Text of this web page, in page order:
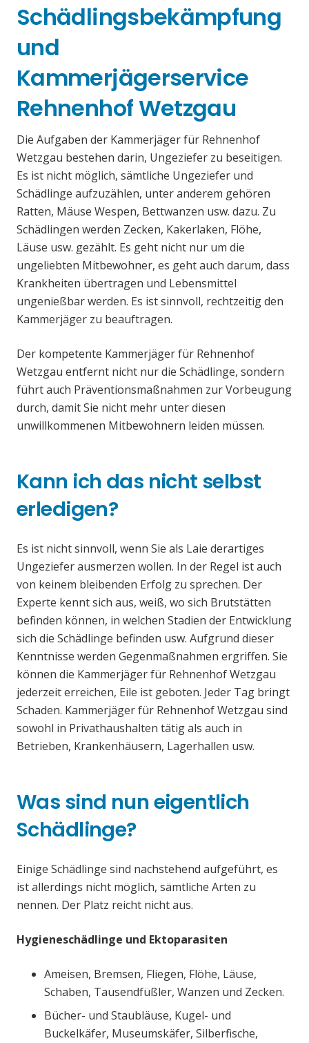
Schädlingsbekämpfung
und
Kammerjägerservice
Rehnenhof Wetzgau
Die Aufgaben der Kammerjäger für Rehnenhof
Wetzgau bestehen darin, Ungeziefer zu beseitigen.
Es ist nicht möglich, sämtliche Ungeziefer und
Schädlinge aufzuzählen, unter anderem gehören
Ratten, Mäuse Wespen, Bettwanzen usw. dazu. Zu
Schädlingen werden Zecken, Kakerlaken, Flöhe,
Läuse usw. gezählt. Es geht nicht nur um die
ungeliebten Mitbewohner, es geht auch darum, dass
Krankheiten übertragen und Lebensmittel
ungenießbar werden. Es ist sinnvoll, rechtzeitig den
Kammerjäger zu beauftragen.
Der kompetente Kammerjäger für Rehnenhof
Wetzgau entfernt nicht nur die Schädlinge, sondern
führt auch Präventionsmaßnahmen zur Vorbeugung
durch, damit Sie nicht mehr unter diesen
unwillkommenen Mitbewohnern leiden müssen.
Kann ich das nicht selbst
erledigen?
Es ist nicht sinnvoll, wenn Sie als Laie derartiges
Ungeziefer ausmerzen wollen. In der Regel ist auch
von keinem bleibenden Erfolg zu sprechen. Der
Experte kennt sich aus, weiß, wo sich Brutstätten
befinden können, in welchen Stadien der Entwicklung
sich die Schädlinge befinden usw. Aufgrund dieser
Kenntnisse werden Gegenmaßnahmen ergriffen. Sie
können die Kammerjäger für Rehnenhof Wetzgau
jederzeit erreichen, Eile ist geboten. Jeder Tag bringt
Schaden. Kammerjäger für Rehnenhof Wetzgau sind
sowohl in Privathaushalten tätig als auch in
Betrieben, Krankenhäusern, Lagerhallen usw.
Was sind nun eigentlich
Schädlinge?
Einige Schädlinge sind nachstehend aufgeführt, es
ist allerdings nicht möglich, sämtliche Arten zu
nennen. Der Platz reicht nicht aus.
Hygieneschädlinge und Ektoparasiten
Ameisen, Bremsen, Fliegen, Flöhe, Läuse,
Schaben, Tausendfüßler, Wanzen und Zecken.
Bücher- und Staubläuse, Kugel- und
Buckelkäfer, Museumskäfer, Silberfische,